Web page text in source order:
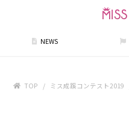
NEWS
TOP ミス成蹊コンテスト2019